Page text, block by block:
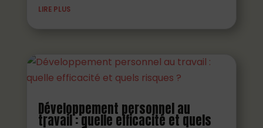
LIRE PLUS
Développement personnel au
travail : quelle efficacité et quels